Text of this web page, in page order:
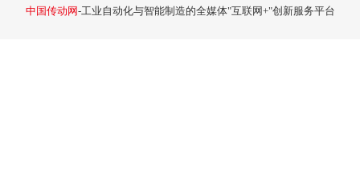
中国传动网-工业自动化与智能制造的全媒体"互联网+"创新服务平台